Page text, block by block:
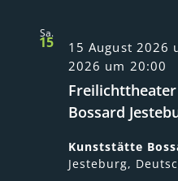
Sa.
15 15 August 2026
2026 um 20:00
Bossard
Kunststätte
Jesteburg,